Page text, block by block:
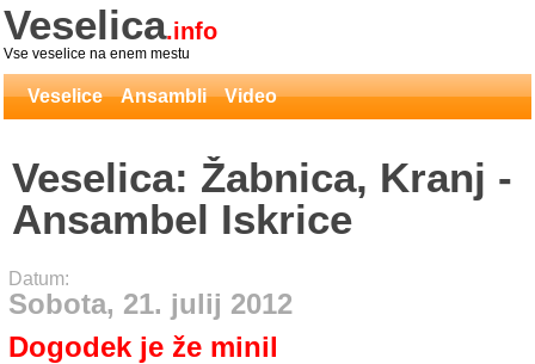
Veselica.info
Vse veselice na enem mestu
Veselice Ansambli Video
Veselica: Žabnica, Kranj -
Ansambel Iskrice
Datum:
Sobota, 21. julij 2012
Dogodek je že minil